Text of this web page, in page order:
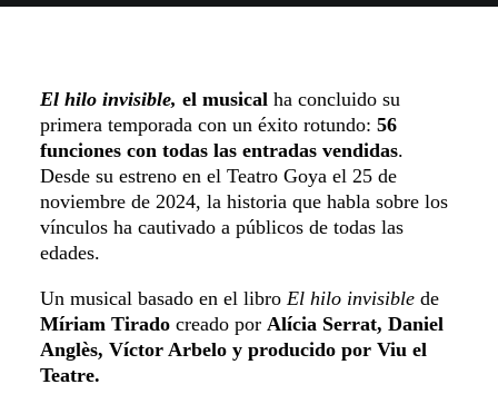
El hilo invisible, el musical ha concluido su
primera temporada con un éxito rotundo: 56
funciones con todas las entradas vendidas.
Desde su estreno en el Teatro Goya el 25 de
noviembre de 2024, la historia que habla sobre los
vínculos ha cautivado a públicos de todas las
edades.
Un musical basado en el libro El hilo invisible de
Míriam Tirado creado por Alícia Serrat, Daniel
Anglès, Víctor Arbelo y producido por Viu el
Teatre.